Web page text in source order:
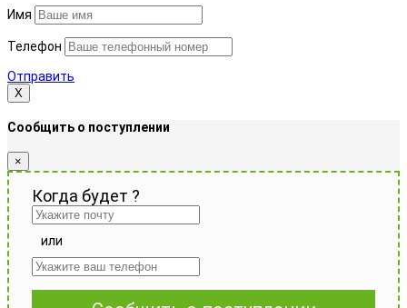
Имя
Телефон
Отправить
Х
Сообщить о поступлении
×
Когда будет ?
или